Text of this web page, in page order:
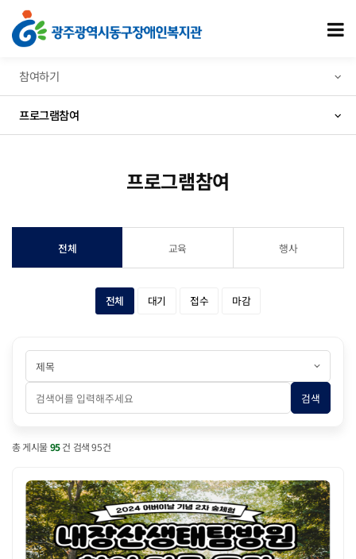
프로그램참여
참여하기
프로그램참여
프로그램참여
전체카테고리 선택됨 교육 행사
전체상태 선택됨
대기 접수 마감
검색구분
검색어 입력 검색
총 게시물95건 검색 95건